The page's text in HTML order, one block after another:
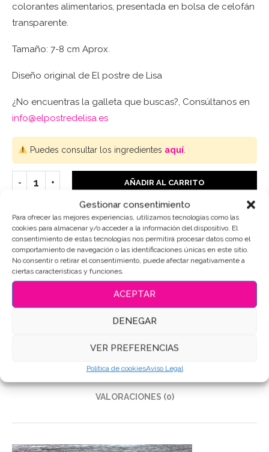
Gestionar consentimiento
Para ofrecer las mejores experiencias, utilizamos tecnologías como las
cookies para almacenar y/o acceder a la información del dispositivo. El
consentimiento de estas tecnologías nos permitirá procesar datos como el
comportamiento de navegación o las identificaciones únicas en este sitio.
No consentir o retirar el consentimiento, puede afectar negativamente a
ciertas características y funciones.
ACEPTAR
DENEGAR
VER PREFERENCIAS
Política de cookiesAviso Legal
colorantes alimentarios, presentada en bolsa de celofán
transparente.
Tamaño: 7-8 cm Aprox.
Diseño original de El postre de Lisa
¿No encuentras la galleta que buscas?, Consúltanos en
info@elpostredelisa.es
Puedes consultar los ingredientes aquí.
AÑADIR AL CARRITO
SKU: 5842
Categorías:Deporte / Vida Sana , Sets de galletas
Etiquetas:Galletas de mantequilla,Galletas Decoradas,
DESCRIPCIÓN
INFORMACIÓN ADICIONAL
VALORACIONES (0)